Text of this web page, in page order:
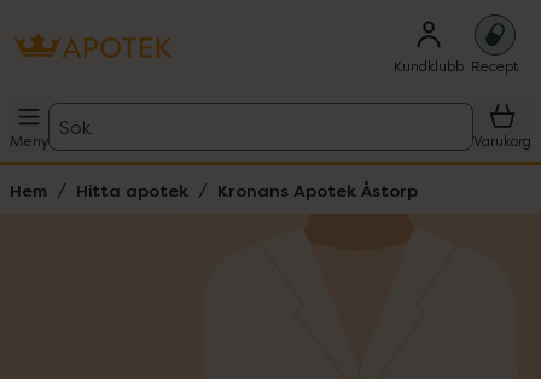
Kundklubb Recept
Meny
Sök
Varukorg
Hem Hitta apotek Kronans Apotek Åstorp